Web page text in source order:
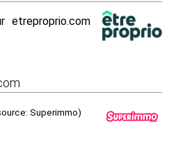
etreproprio.com
Superimmo)